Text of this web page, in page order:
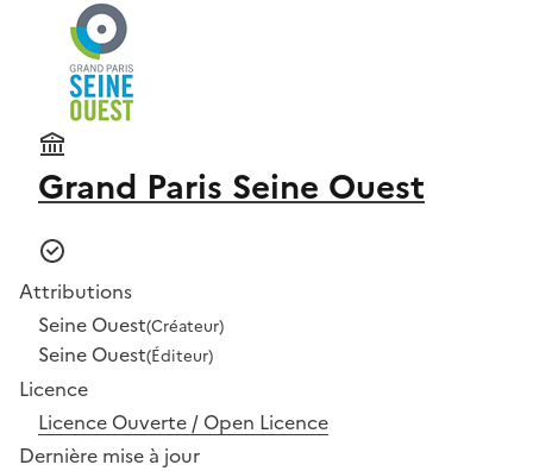
Grand Paris Seine Ouest
Attributions
Seine Ouest(Créateur)
Seine Ouest(Éditeur)
Licence
Licence Ouverte / Open Licence
Dernière mise à jour